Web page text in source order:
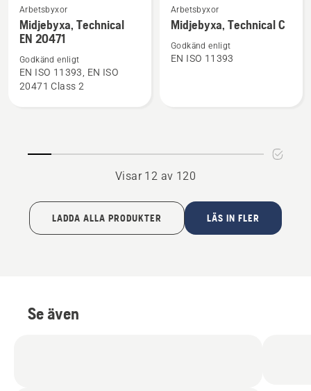
Se
mer
information
om
Midjebyxa,
Technical
Arbetsbyxor
Midjebyxa, Technical
EN 20471
Godkänd enligt
EN ISO 11393, EN ISO
20471 Class 2
Se
mer
om
Arbetsbyxor
Midjebyxa, Technical C
Godkänd enligt
EN ISO 11393
Visar 12 av 120
LADDA ALLA PRODUKTER LÄS IN FLER
Se även